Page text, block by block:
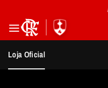
Loja Oficial